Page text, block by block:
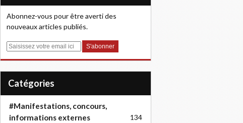
Abonnez-vous pour être averti des
nouveaux articles publiés.
E
Catégories
#Manifestations, concours,
informations externes
134